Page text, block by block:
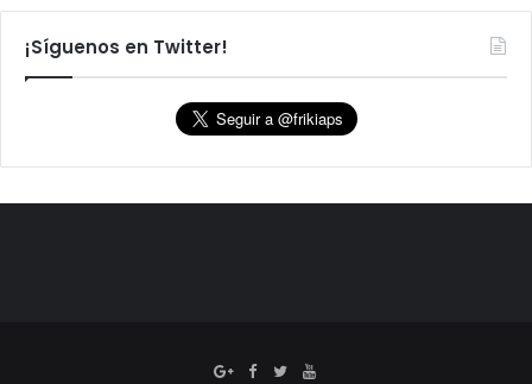
¡Síguenos en Twitter!